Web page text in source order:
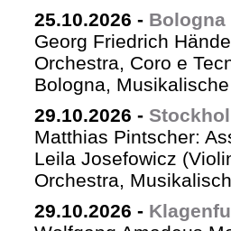
25.10.2026 - Bologna
Georg Friedrich
Orchestra, Coro e
Bologna,
29.10.2026 -
Matthias Pintscher:
Leila Josefowicz
Orchestra,
29.10.2026 -